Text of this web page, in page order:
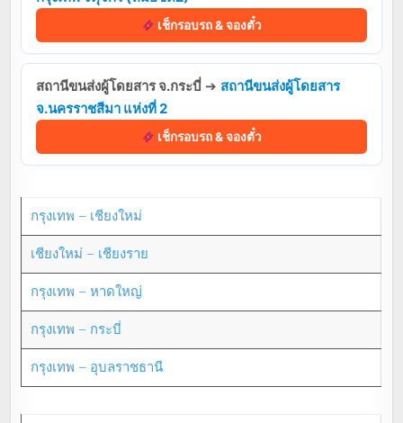
เช็กรอบรถ & จองตั๋ว
สถานีขนส่งผู้โดยสาร จ.กระบี่ ➔ สถานีขนส่งผู้โดยสาร
จ.นครราชสีมา แห่งที่ 2
เช็กรอบรถ & จองตั๋ว
กรุงเทพ – เชียงใหม่
เชียงใหม่ – เชียงราย
กรุงเทพ – หาดใหญ่
กรุงเทพ – กระบี่
กรุงเทพ – อุบลราชธานี